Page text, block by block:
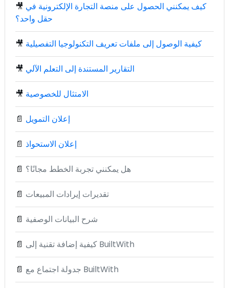
🎥 كيف يمكنني الحصول على منصة التجارة الإلكترونية في
حقل واحد؟
🎥 كيفية الوصول إلى ملفات تعريف التكنولوجيا التفصيلية
🎥 التقارير المستندة إلى التعلم الآلي
🎥 الامتثال للخصوصية
📄 إعلان التمويل
📄 إعلان الاستحواذ
📄 هل يمكنني تجربة الخطط مجانًا؟
📄 تقديرات إيرادات المبيعات
📄 شرح البيانات الوصفية
📄 كيفية إضافة تقنية إلى BuiltWith
📄 جدولة اجتماع مع BuiltWith